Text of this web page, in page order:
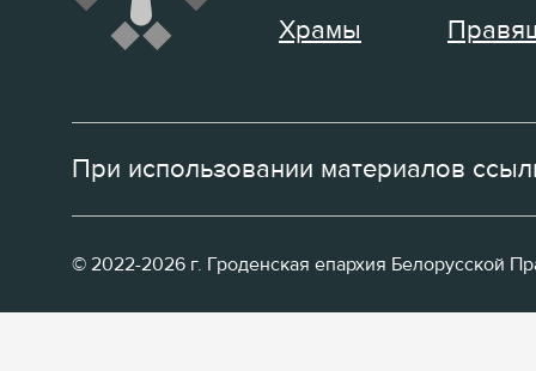
Храмы
При использовании материалов
© 2022-2026 г. Гроденская епархия Белорусской